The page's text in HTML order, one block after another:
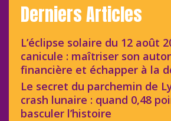
Derniers Articles
L’éclipse solaire du 12 août
canicule : maîtriser son
financière et échapper à la
Le secret du parchemin de
crash lunaire : quand 0,48
basculer l’histoire